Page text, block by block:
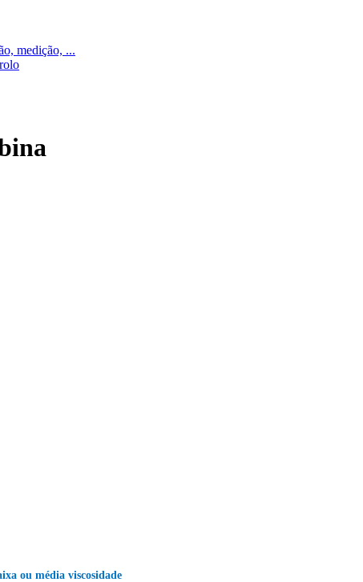
medição, ...
ou média viscosidade